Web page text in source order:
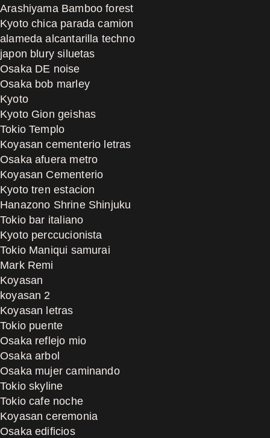
Arashiyama Bamboo forest
Kyoto chica parada camion
alameda alcantarilla techno
japon blury siluetas
Osaka DE noise
Osaka bob marley
Kyoto
Kyoto Gion geishas
Tokio Templo
Koyasan cementerio letras
Osaka afuera metro
Koyasan Cementerio
Kyoto tren estacion
Hanazono Shrine Shinjuku
Tokio bar italiano
Kyoto perccucionista
Tokio Maniqui samurai
Mark Remi
Koyasan
koyasan 2
Koyasan letras
Tokio puente
Osaka reflejo mio
Osaka arbol
Osaka mujer caminando
Tokio skyline
Tokio cafe noche
Koyasan ceremonia
Osaka edificios